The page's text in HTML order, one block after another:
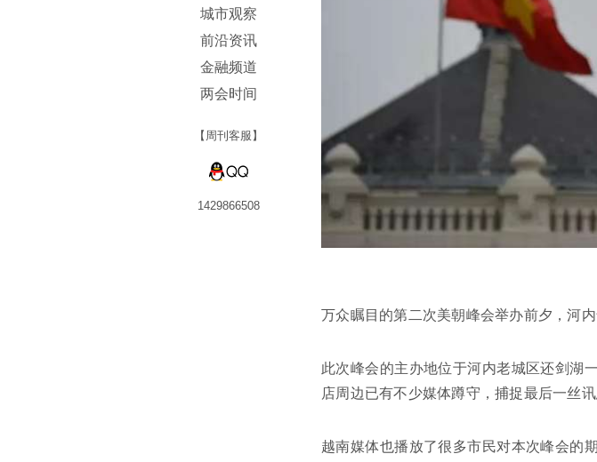
城市观察
前沿资讯
金融频道
两会时间
【周刊客服】
1429866508
万众瞩目的第二次美朝峰会举办前夕，河
此次峰会的主办地位于河内老城区还剑湖
店周边已有不少媒体蹲守，捕捉最后一丝讯
越南媒体也播放了很多市民对本次峰会的